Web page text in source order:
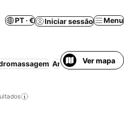
PT · € Iniciar sessão Menu
Ar condicionado
Ver mapa